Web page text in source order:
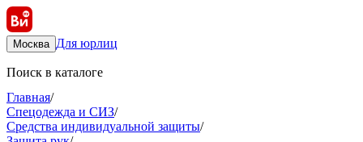
Москва Для юрлиц
Поиск в каталоге
Главная/
Спецодежда и СИЗ/
Средства индивидуальной защиты/